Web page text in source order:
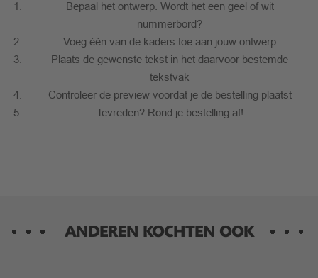
Bepaal het ontwerp. Wordt het een geel of wit
nummerbord?
Voeg één van de kaders toe aan jouw ontwerp
Plaats de gewenste tekst in het daarvoor bestemde
tekstvak
Controleer de preview voordat je de bestelling plaatst
Tevreden? Rond je bestelling af!
ANDEREN KOCHTEN OOK